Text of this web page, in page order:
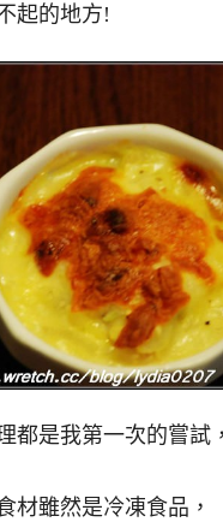
起的地方!
都是我第一次的嘗試
材雖然是冷凍食品，